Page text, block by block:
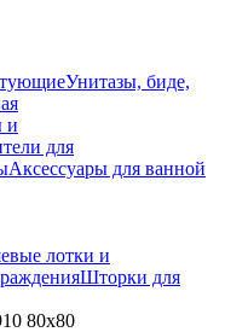
Унитазы, биде,
и
для
Аксессуары для ванной
лотки и
Шторки для
80х80